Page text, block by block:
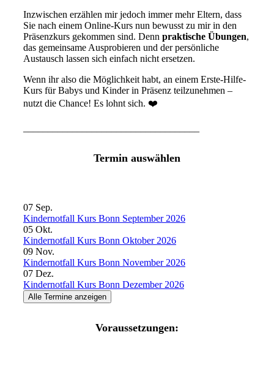
Inzwischen erzählen mir jedoch immer mehr Eltern, dass
Sie nach einem Online-Kurs nun bewusst zu mir in den
Präsenzkurs gekommen sind. Denn praktische Übungen,
das gemeinsame Ausprobieren und der persönliche
Austausch lassen sich einfach nicht ersetzen.
Wenn ihr also die Möglichkeit habt, an einem Erste-Hilfe-
Kurs für Babys und Kinder in Präsenz teilzunehmen –
nutzt die Chance! Es lohnt sich. ❤️
Termin auswählen
07 Sep.
Kindernotfall Kurs Bonn September 2026
05 Okt.
Kindernotfall Kurs Bonn Oktober 2026
09 Nov.
Kindernotfall Kurs Bonn November 2026
07 Dez.
Kindernotfall Kurs Bonn Dezember 2026
Alle Termine anzeigen
Voraussetzungen: